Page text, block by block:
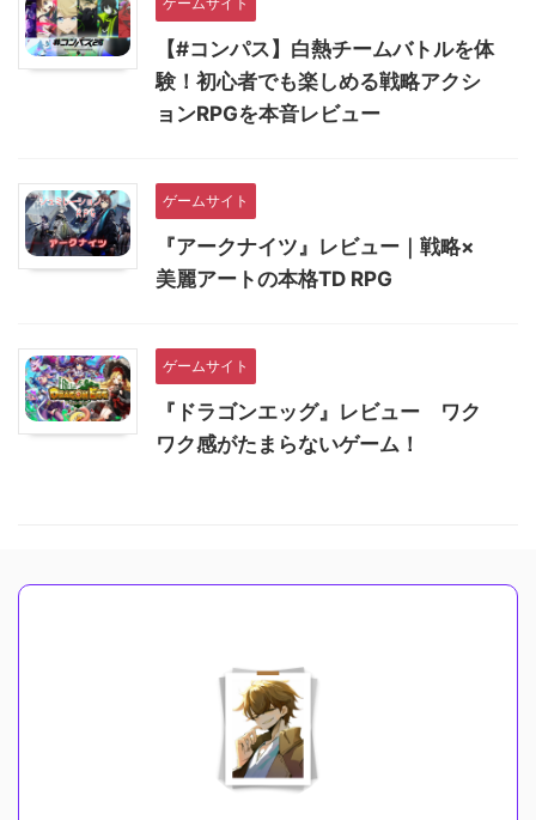
【#コンパス】白熱チームバトルを体
験！初心者でも楽しめる戦略アクシ
ョンRPGを本音レビュー
ゲームサイト
『アークナイツ』レビュー｜戦略×
美麗アートの本格TD RPG
ゲームサイト
『ドラゴンエッグ』レビュー ワク
ワク感がたまらないゲーム！